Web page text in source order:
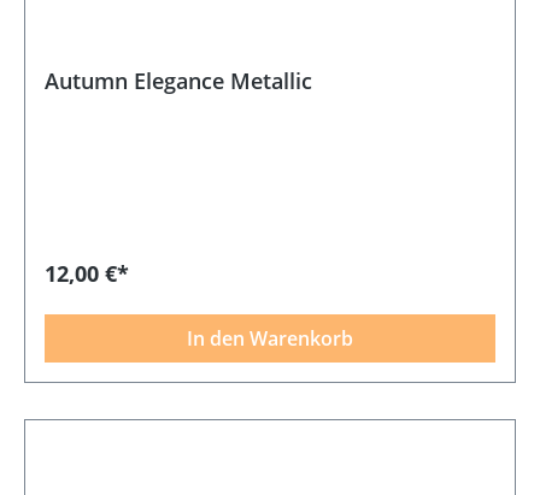
Autumn Elegance Metallic
12,00 €*
In den Warenkorb